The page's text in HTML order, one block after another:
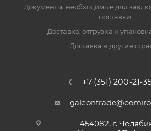
Документы, необходимые для
поставки
Доставка, отгрузка и
Доставка в другие
+7 (351) 200-21-
454082, г.